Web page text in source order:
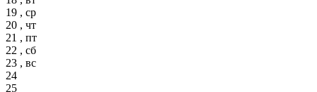
19 , ср
20 , чт
21 , пт
22 , сб
23 , вс
24
25